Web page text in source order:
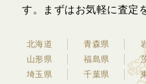
す。
まずはお気軽に査定
北海道 青森県
山形県
福島県
埼玉県
千葉県